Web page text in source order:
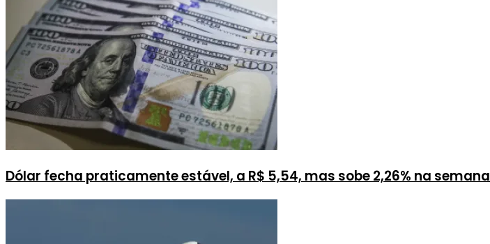
Dólar fecha praticamente estável, a R$ 5,54, mas sobe 2,26% na semana